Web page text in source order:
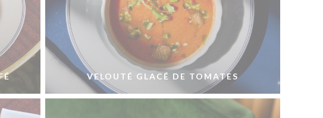
VELOUTÉ GLACÉ DE TOMATES